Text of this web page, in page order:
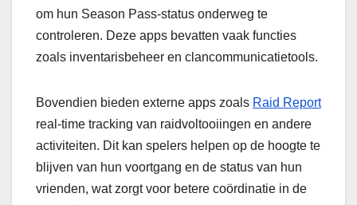
om hun Season Pass-status onderweg te
controleren. Deze apps bevatten vaak functies
zoals inventarisbeheer en clancommunicatietools.
Bovendien bieden externe apps zoals Raid Report
real-time tracking van raidvoltooiingen en andere
activiteiten. Dit kan spelers helpen op de hoogte te
blijven van hun voortgang en de status van hun
vrienden, wat zorgt voor betere coördinatie in de